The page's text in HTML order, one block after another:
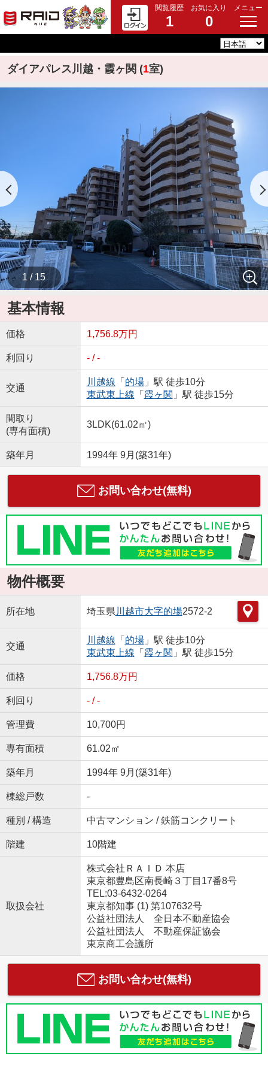
閲覧履歴
1
お気に入り
0
メニュー
ダイアパレス川越・霞ヶ関 (1室)
1 / 15
基本情報
価格 1,756.8万円
利回り - / -
交通
川越線 「 的場」駅 徒歩10分
東武東上線 「 霞ヶ関 」駅 徒歩15分
間取り
(専有面積)
3LDK(61.02㎡)
築年月 1994年 9月(築31年)
お問い合わせ(無料)
物件概要
所在地 埼玉県 川越市大字的場2572-2
交通
川越線 「 的場」駅 徒歩10分
東武東上線 「 霞ヶ関 」駅 徒歩15分
価格 1,756.8万円
利回り - / -
管理費 10,700円
専有面積 61.02㎡
築年月 1994年 9月(築31年)
棟総戸数 -
種別 / 構造 中古マンション / 鉄筋コンクリート
階建 10階建
取扱会社
株式会社ＲＡＩＤ 本店
東京都豊島区南長崎３丁目17番8号
TEL:03-6432-0264
東京都知事 (1) 第107632号
公益社団法人 全日本不動産協会
公益社団法人 不動産保証協会
東京商工会議所
お問い合わせ(無料)